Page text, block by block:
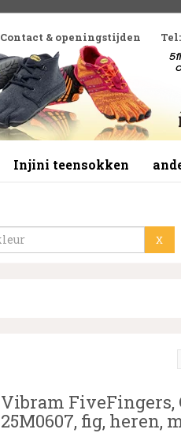
Contact & openingstijden
Injini teensokken
X
Vibram FiveFingers,
25M0607, fig, heren,